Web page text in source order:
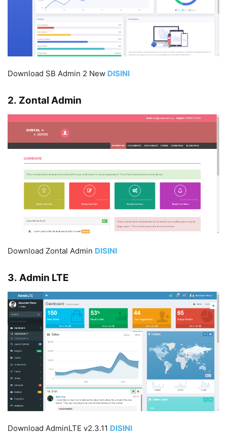
Download SB Admin 2 New DISINI
2. Zontal Admin
Download Zontal Admin DISINI
3. Admin LTE
Download AdminLTE v2.3.11 DISINI